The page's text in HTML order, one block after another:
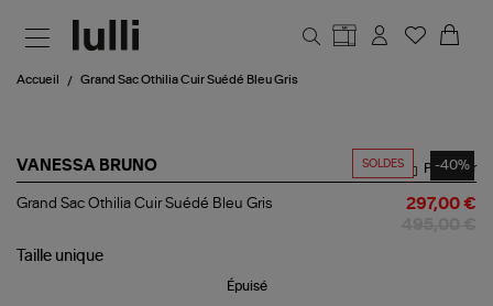
Accueil Grand Sac Othilia Cuir Suédé Bleu Gris
SOLDES -40%
VANESSA BRUNO
Grand
Cuir
Partager
Grand Sac Othilia Cuir Suédé Bleu Gris 297,00 €
Taille unique
Épuisé